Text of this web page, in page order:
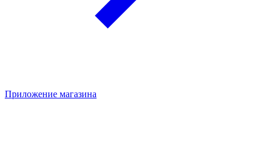
Приложение магазина